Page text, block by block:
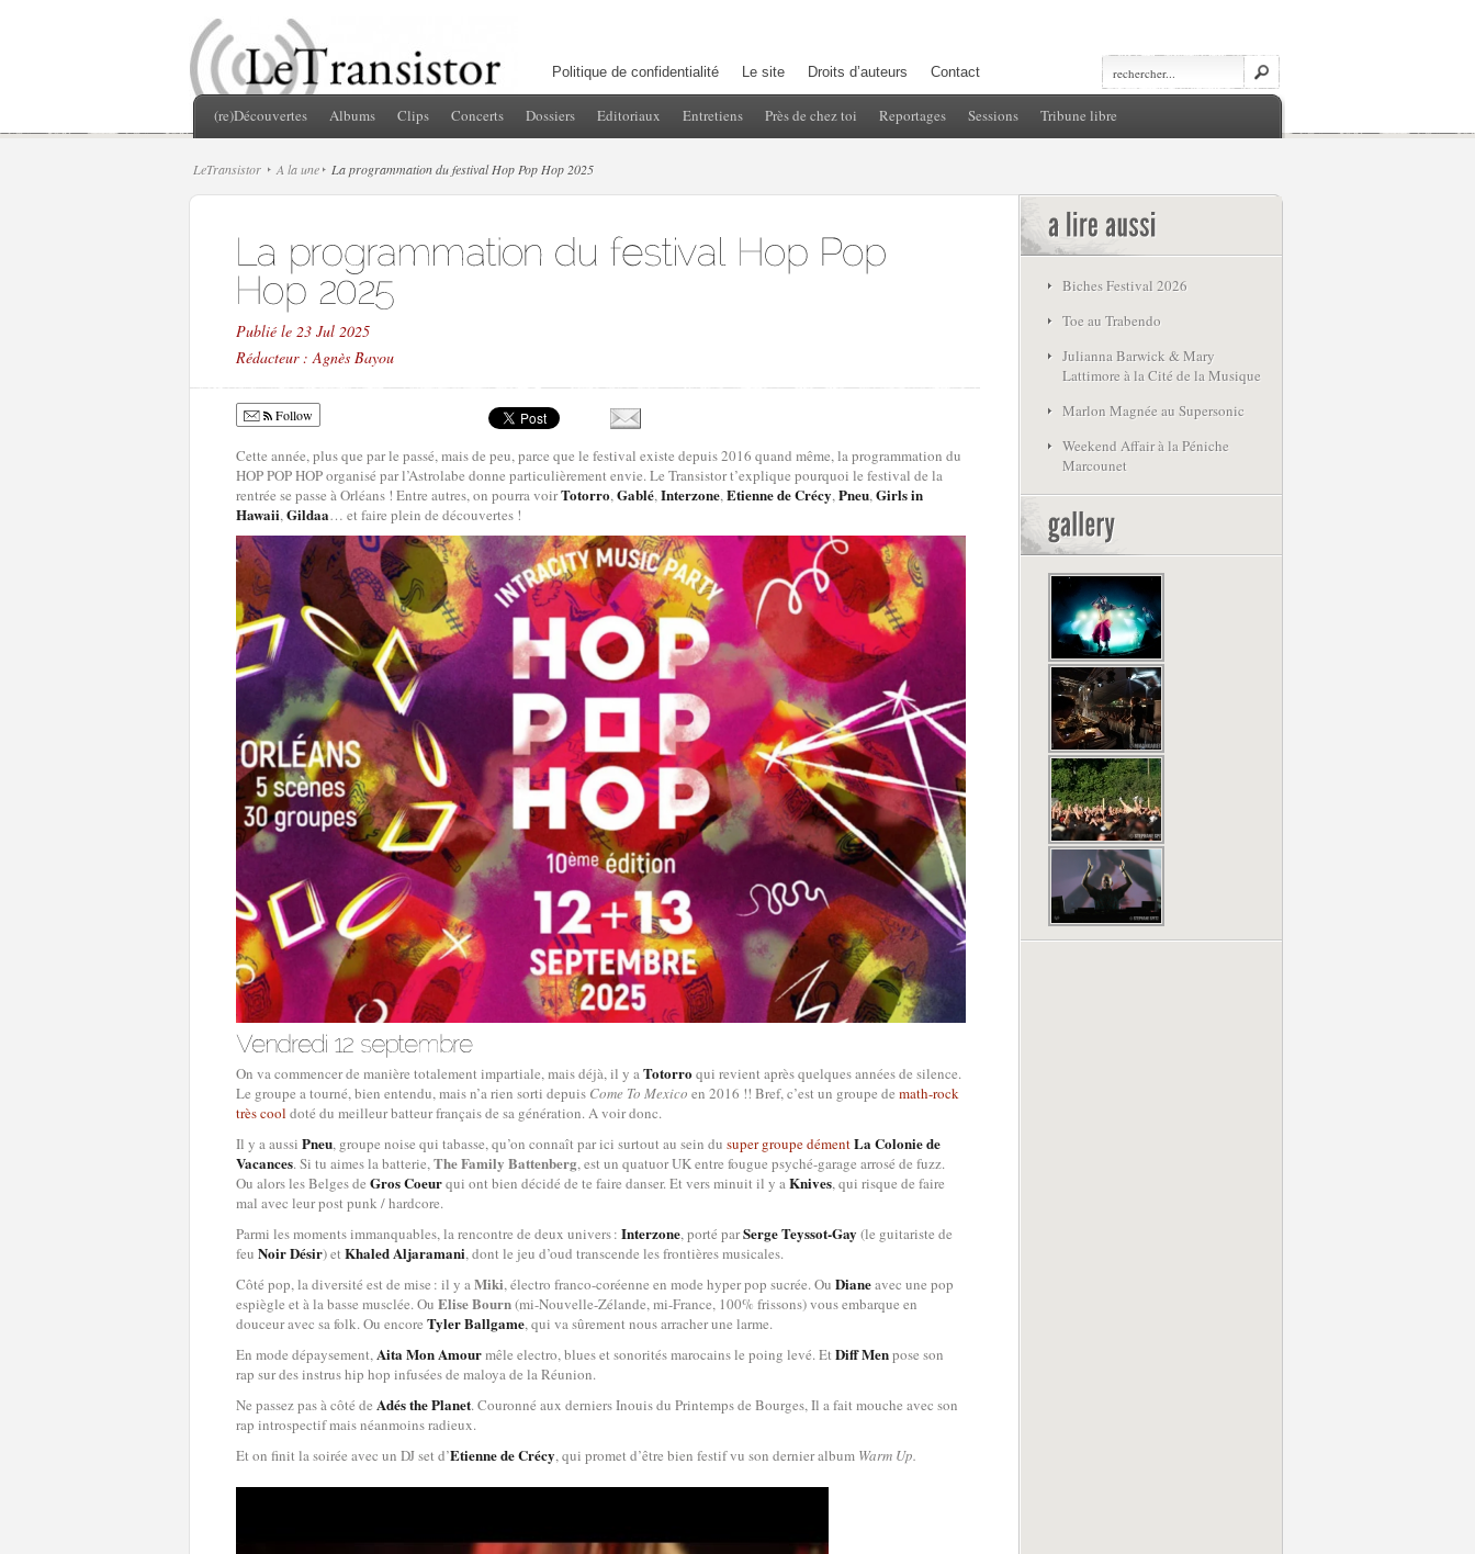
Politique de confidentialité Le site Droits d’auteurs Contact
(re)Découvertes Albums Clips Concerts Dossiers Editoriaux Entretiens Près de chez toi Reportages Sessions Tribune libre
LeTransistor A la une La programmation du festival Hop Pop Hop 2025
Publié le 23 Jul 2025
Rédacteur : Agnès Bayou
Follow
Cette année, plus que par le passé, mais de peu, parce que le festival existe depuis 2016 quand même, la programmation du
HOP POP HOP organisé par l’Astrolabe donne particulièrement envie. Le Transistor t’explique pourquoi le festival de la
rentrée se passe à Orléans ! Entre autres, on pourra voirTotorro,Gablé,Interzone,Etienne de Crécy,Pneu,Girls in
Hawaii,Gildaa… et faire plein de découvertes !
On va commencer de manière totalement impartiale, mais déjà, il y aTotorro qui revient après quelques années de silence.
Le groupe a tourné, bien entendu, mais n’a rien sorti depuis Come To Mexico en 2016 !! Bref, c’est un groupe de math-rock
très cool doté du meilleur batteur français de sa génération. A voir donc.
Il y a aussi Pneu, groupe noise qui tabasse, qu’on connaît par ici surtout au sein du super groupe démentLa Colonie de
Vacances. Si tu aimes la batterie,The Family Battenberg, est un quatuor UK entre fougue psyché-garage arrosé de fuzz.
Ou alors les Belges de Gros Coeurqui ont bien décidé de te faire danser. Et vers minuit il y aKnives, qui risque de faire
mal avec leur post punk / hardcore.
Parmi les moments immanquables, la rencontre de deux univers : Interzone, porté parSerge Teyssot-Gay (le guitariste de
feu Noir Désir) et Khaled Aljaramani, dont le jeu d’oud transcende les frontières musicales.
Côté pop, la diversité est de mise : il y aMiki, électro franco-coréenne en mode hyper pop sucrée. Ou Dianeavec une pop
espiègle et à la basse musclée. Ou Elise Bourn(mi-Nouvelle-Zélande, mi-France, 100% frissons) vous embarque en
douceur avec sa folk. Ou encore Tyler Ballgame, qui va sûrement nous arracher une larme.
En mode dépaysement,Aita Mon Amourmêle electro, blues et sonorités marocains le poing levé. Et Diff Menpose son
rap sur des instrus hip hop infusées de maloya de la Réunion.
Ne passez pas à côté de Adés the Planet. Couronné aux derniers Inouis du Printemps de Bourges, Il a fait mouche avec son
rap introspectif mais néanmoins radieux.
Et on finit la soirée avec un DJ set d’Etienne de Crécy, qui promet d’être bien festif vu son dernier album Warm Up.
Biches Festival 2026
Toe au Trabendo
Julianna Barwick & Mary
Lattimore à la Cité de la Musique
Marlon Magnée au Supersonic
Weekend Affair à la Péniche
Marcounet